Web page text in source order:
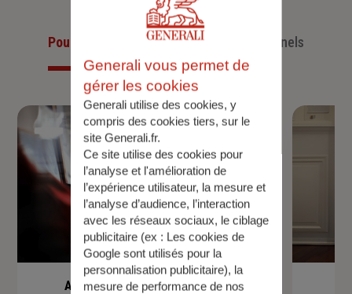
Pour les particuliersPour les professionnels
Assurance de prêt immobilier
Generali vous permet de
gérer les cookies
Generali utilise des cookies, y
compris des cookies tiers, sur le
site Generali.fr.
Ce site utilise des cookies pour
l’analyse et l'amélioration de
l’expérience utilisateur, la mesure et
l’analyse d’audience, l’interaction
avec les réseaux sociaux, le ciblage
publicitaire (ex : Les cookies de
Google sont utilisés pour la
personnalisation publicitaire), la
mesure de performance de nos